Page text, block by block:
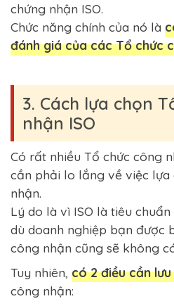
chứng nhận ISO.
Chức năng chính của nó là
đánh giá của các Tổ chức
3. Cách lựa chọn
nhận ISO
Có rất nhiều Tổ chức công
cần phải lo lắng về việc lựa
nhận.
Lý do là vì ISO là tiêu
dù doanh nghiệp bạn được
công nhận cũng sẽ không
Tuy nhiên, có 2 điều cần
công nhận: